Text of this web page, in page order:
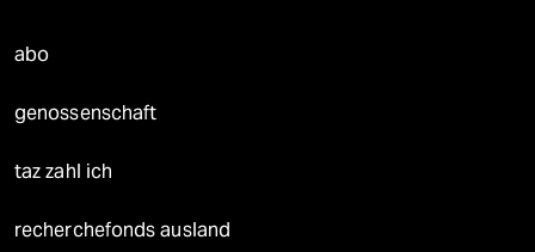
abo
genossenschaft
taz zahl ich
recherchefonds ausland